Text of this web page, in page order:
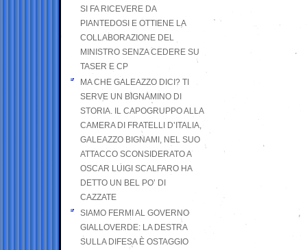
SI FA RICEVERE DA
PIANTEDOSI E OTTIENE LA
COLLABORAZIONE DEL
MINISTRO SENZA CEDERE SU
TASER E CP
MA CHE GALEAZZO DICI? TI
SERVE UN BIGNAMINO DI
STORIA. IL CAPOGRUPPO ALLA
CAMERA DI FRATELLI D’ITALIA,
GALEAZZO BIGNAMI, NEL SUO
ATTACCO SCONSIDERATO A
OSCAR LUIGI SCALFARO HA
DETTO UN BEL PO’ DI
CAZZATE
SIAMO FERMI AL GOVERNO
GIALLOVERDE: LA DESTRA
SULLA DIFESA È OSTAGGIO